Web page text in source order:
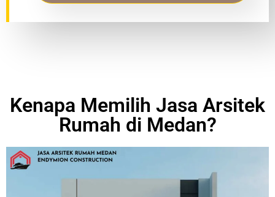
Kenapa Memilih Jasa Arsitek
Rumah di Medan?